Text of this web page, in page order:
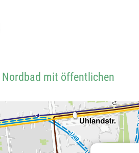
mit öffentlichen